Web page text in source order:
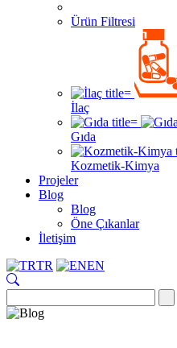
Ürün Filtresi
İlaç
Gıda
Kozmetik-Kimya
Projeler
Blog
Blog
Öne Çıkanlar
İletişim
TR
EN